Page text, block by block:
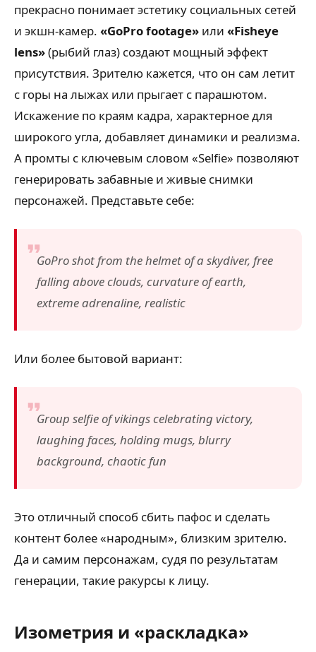
прекрасно понимает эстетику социальных сетей
и экшн-камер. «GoPro footage» или «Fisheye
lens»(рыбий глаз) создают мощный эффект
присутствия. Зрителю кажется, что он сам летит
с горы на лыжах или прыгает с парашютом.
Искажение по краям кадра, характерное для
широкого угла, добавляет динамики и реализма.
А промты с ключевым словом «Selfie» позволяют
генерировать забавные и живые снимки
персонажей. Представьте себе:
GoPro shot from the helmet of a skydiver, free
falling above clouds, curvature of earth,
extreme adrenaline, realistic
Или более бытовой вариант:
Group selfie of vikings celebrating victory,
laughing faces, holding mugs, blurry
background, chaotic fun
Это отличный способ сбить пафос и сделать
контент более «народным», близким зрителю.
Да и самим персонажам, судя по результатам
генерации, такие ракурсы к лицу.
Изометрия и «раскладка»